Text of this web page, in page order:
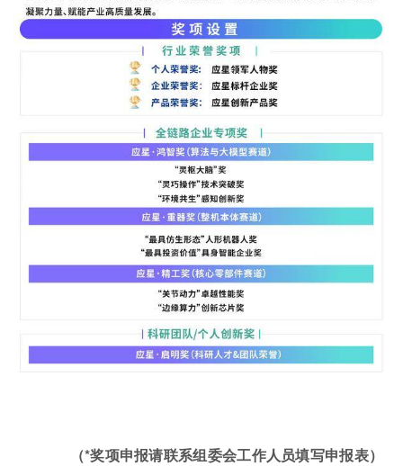
（*奖项申报请联系组委会工作人员填写申报表）